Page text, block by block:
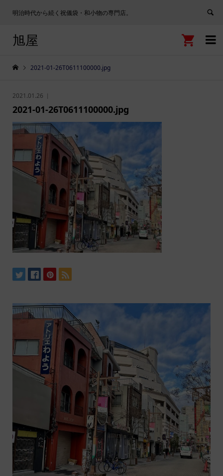
明治時代から続く祝儀袋・和小物の専門店。

旭屋 
2021-01-26T0611100000.jpg
2021.01.26
2021-01-26T0611100000.jpg